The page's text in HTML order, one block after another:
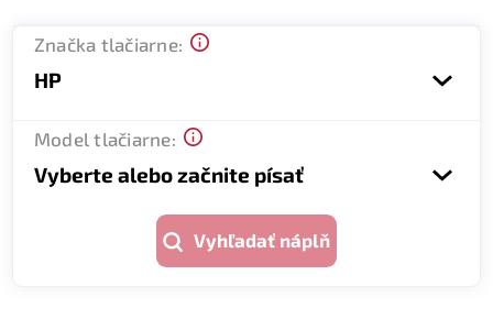
Značka tlačiarne:
HP
Model tlačiarne:
Vyberte alebo začnite písať
Vyhľadať náplň